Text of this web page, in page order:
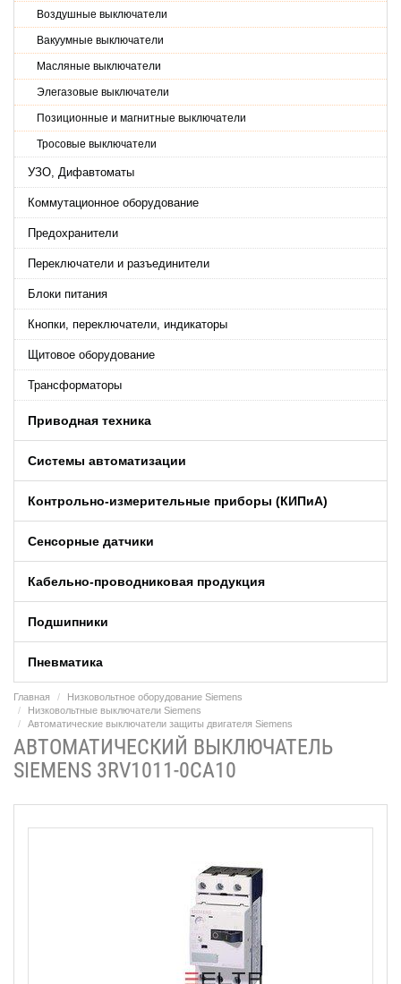
Воздушные выключатели
Вакуумные выключатели
Масляные выключатели
Элегазовые выключатели
Позиционные и магнитные выключатели
Тросовые выключатели
УЗО, Дифавтоматы
Коммутационное оборудование
Предохранители
Переключатели и разъединители
Блоки питания
Кнопки, переключатели, индикаторы
Щитовое оборудование
Трансформаторы
Приводная техника
Системы автоматизации
Контрольно-измерительные приборы (КИПиA)
Сенсорные датчики
Кабельно-проводниковая продукция
Подшипники
Пневматика
Главная
Низковольтное оборудование Siemens
Низковольтные выключатели Siemens
Автоматические выключатели защиты двигателя Siemens
АВТОМАТИЧЕСКИЙ ВЫКЛЮЧАТЕЛЬ
SIEMENS 3RV1011-0CA10